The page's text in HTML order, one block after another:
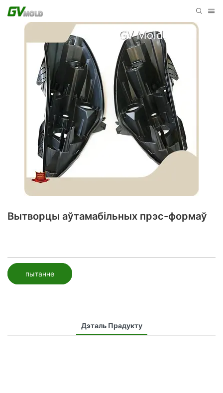
Вытворцы аўтамабільных прэс-формаў
пытанне
Дэталь Прадукту